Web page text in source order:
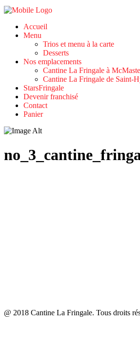
Accueil
Menu
Trios et menu à la carte
Desserts
Nos emplacements
Cantine La Fringale à
Cantine La Fringale de Saint-
StarsFringale
Devenir franchisé
Contact
Panier
@ 2018 Cantine La Fringale. Tous droits